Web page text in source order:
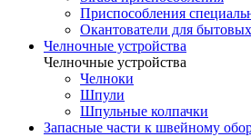
Приспособления
Окантователи для
Челночные устройства
Челночные устройства
Челноки
Шпули
Шпульные колпачки
Запасные части к швейному